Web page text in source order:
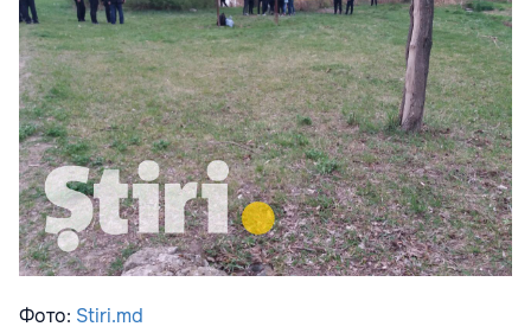
Фото: Stiri.md